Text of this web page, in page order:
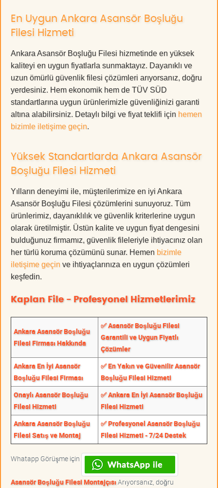
En Uygun Ankara Asansör Boşluğu
Filesi Hizmeti
Ankara Asansör Boşluğu Filesi hizmetinde en yüksek
kaliteyi en uygun fiyatlarla sunmaktayız. Dayanıklı ve
uzun ömürlü güvenlik filesi çözümleri arıyorsanız, doğru
yerdesiniz. Hem ekonomik hem de TÜV SÜD
standartlarına uygun ürünlerimizle güvenliğinizi garanti
altına alabilirsiniz. Detaylı bilgi ve fiyat teklifi için hemen
bizimle iletişime geçin.
Yüksek Standartlarda Ankara Asansör
Boşluğu Filesi Hizmeti
Yılların deneyimi ile, müşterilerimize en iyi Ankara
Asansör Boşluğu Filesi çözümlerini sunuyoruz. Tüm
ürünlerimiz, dayanıklılık ve güvenlik kriterlerine uygun
olarak üretilmiştir. Üstün kalite ve uygun fiyat dengesini
bulduğunuz firmamız, güvenlik fileleriyle ihtiyacınız olan
her türlü koruma çözümünü sunar. Hemen bizimle
iletişime geçin ve ihtiyaçlarınıza en uygun çözümleri
keşfedin.
Kaplan File - Profesyonel Hizmetlerimiz
Ankara Asansör Boşluğu
Filesi Firması Hakkında
✅ Asansör Boşluğu Filesi
Garantili ve Uygun Fiyatlı
Çözümler
Ankara En İyi Asansör
Boşluğu Filesi Firması
✅ En Yakın ve Güvenilir Asansör
Boşluğu Filesi Hizmeti
Onaylı Asansör Boşluğu
Filesi Hizmeti
✅ Ankara En İyi Asansör Boşluğu
Filesi Hizmeti
Ankara Asansör Boşluğu
Filesi Satış ve Montaj
✅ Profesyonel Asansör Boşluğu
Filesi Hizmeti - 7/24 Destek
Whatapp Görüşme için
Asansör Boşluğu Filesi MontajçısıArıyorsanız, doğru